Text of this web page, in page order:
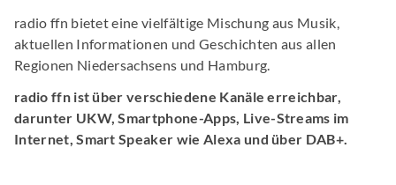
radio ffn bietet eine vielfältige Mischung aus Musik,
aktuellen Informationen und Geschichten aus allen
Regionen Niedersachsens und Hamburg.
radio ffn ist über verschiedene Kanäle erreichbar,
darunter UKW, Smartphone-Apps, Live-Streams im
Internet, Smart Speaker wie Alexa und über DAB+.